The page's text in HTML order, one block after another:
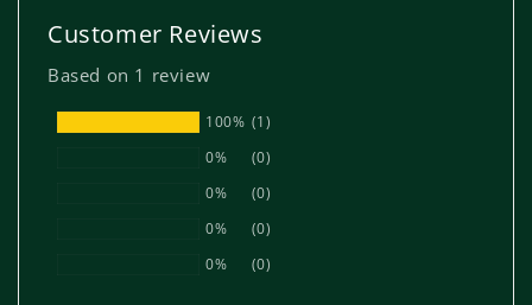
Customer Reviews
Based on 1 review
100% (1)
0%
(0)
0%
(0)
0%
(0)
0%
(0)